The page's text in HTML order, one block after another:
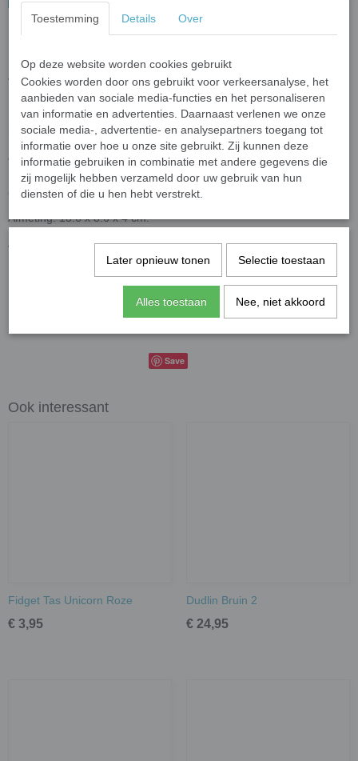
Fidget Tas Unicorn Blauw
Last van stress of wil je je frustraties kwijt? Fidget toys zijn de trend
van het moment!
Net als een stressbal werkt de fidget toys heel goed tegen stress.
Door middel van het te 'poppen' komt er een fijn gevoel bij het
poppen.
Bij het tasje geleverd zit een verstelbare band zodat je het tasje op
verschillende lengtes kan dragen om je schouders.
De band zit aan twee plekken van het tasje vast, waardoor hij
comfortabel en makkelijk te dragen.
Afmeting: 13.6 x 8.6 x 4 cm.
Vanaf 3 jaar
Gifts2Give1
Save
Ook interessant
Fidget Tas Unicorn Roze
€ 3,95
Dudlin Bruin 2
€ 24,95
Toestemming Details Over
Op deze website worden cookies gebruikt
Cookies worden door ons gebruikt voor verkeersanalyse, het
aanbieden van sociale media-functies en het personaliseren
van informatie en advertenties. Daarnaast verlenen we onze
sociale media-, advertentie- en analysepartners toegang tot
informatie over hoe u onze site gebruikt. Zij kunnen deze
informatie gebruiken in combinatie met andere gegevens die
zij mogelijk hebben verzameld door uw gebruik van hun
diensten of die u hen hebt verstrekt.
Later opnieuw tonen Selectie toestaan
Alles toestaan Nee, niet akkoord